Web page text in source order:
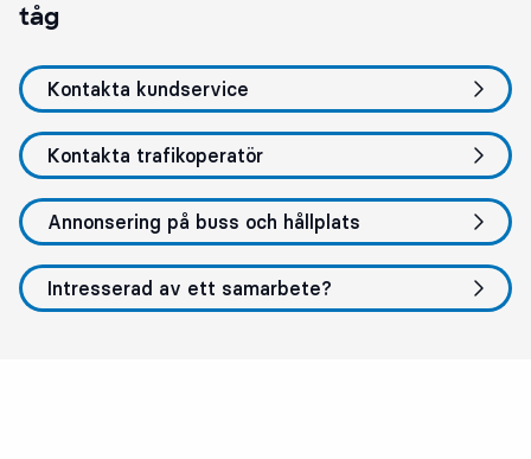
tåg
Kontakta kundservice
Kontakta trafikoperatör
Annonsering på buss och hållplats
Intresserad av ett samarbete?